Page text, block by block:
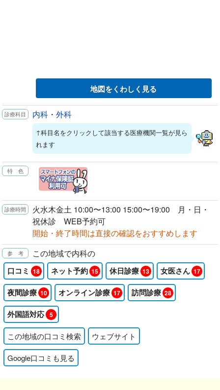
地図をくわしく見る
内科 ・ 外科
↑科目名をクリックして該当する医療機関一覧が見ら
れます
火水木金土 10:00〜13:00 15:00〜19:00 月・日・
祝休診 WEB予約可
開始・終了時間は直接の確認をおすすめします
この地域で内科の
口コミ 18 ネット予約 15 休日診療 13 女医さん 17
夜間診療 10 オンライン診療 17 訪問診療 28
外国語対応 5
この地域の口コミ検索 ウェブサイト
Google口コミも見る